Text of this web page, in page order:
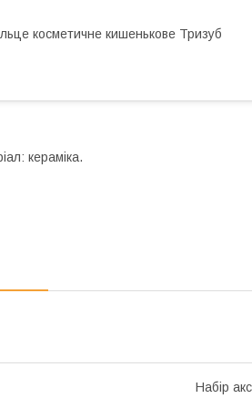
косметичне кишенькове Тризуб
кераміка.
Набір